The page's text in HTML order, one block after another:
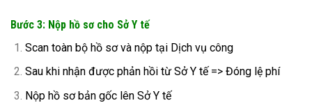
Bước 3: Nộp hồ sơ cho Sở Y tế
Scan toàn bộ hồ sơ và nộp tại Dịch vụ công
Sau khi nhận được phản hồi từ Sở Y tế => Đóng lệ phí
Nộp hồ sơ bản gốc lên Sở Y tế